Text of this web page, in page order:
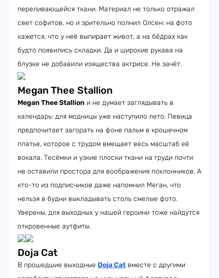
переливающейся ткани. Материал не только отражал
свет софитов, но и зрительно полнил Олсен: на фото
кажется, что у неё выпирает живот, а на бёдрах как
будто появились складки. Да и широкие рукава на
блузке не добавили изящества актрисе. Не зачёт.
Megan Thee Stallion
Megan Thee Stallion и не думает заглядывать в
календарь: для модницы уже наступило лето. Певица
предпочитает загорать на фоне пальм в крошечном
платье, которое с трудом вмещает весь масштаб её
вокала. Тесёмки и узкие плоски ткани на груди почти
не оставили простора для воображения поклонников. А
кто-то из подписчиков даже напомнил Меган, что
нельзя в будни выкладывать столь смелые фото.
Уверены, для выходных у нашей героини тоже найдутся
откровенные аутфиты.
Doja Cat
В прошедшие выходные Doja Cat вместе с другими